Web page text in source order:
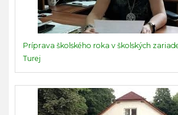
Príprava školského roka v školských
Turej